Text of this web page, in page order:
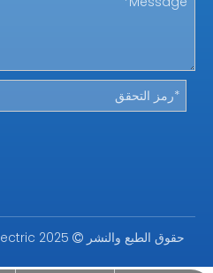
حقوق الطبع والنشر 